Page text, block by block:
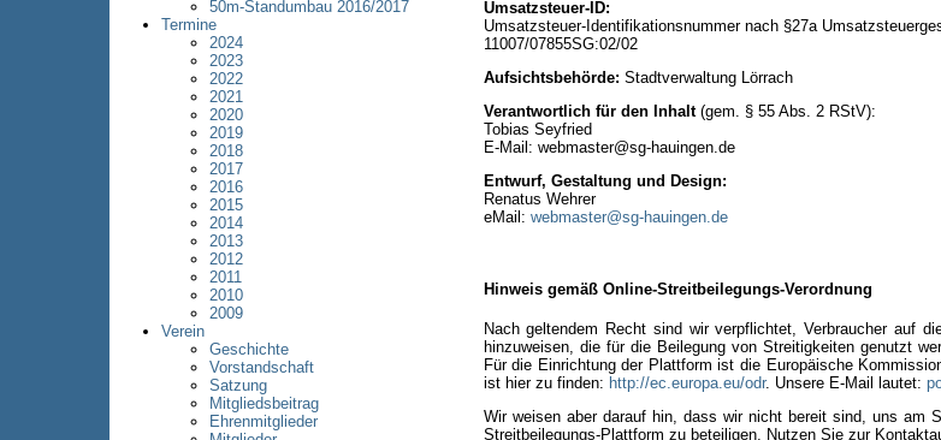
50m-Standumbau 2016/2017
Termine
2024
2023
2022
2021
2020
2019
2018
2017
2016
2015
2014
2013
2012
2011
2010
2009
Verein
Geschichte
Vorstandschaft
Satzung
Mitgliedsbeitrag
Ehrenmitglieder
Umsatzsteuer-ID:
Umsatzsteuer-Identifikationsnummer nach §27a
11007/07855SG:02/02
Aufsichtsbehörde: Stadtverwaltung Lörrach
Verantwortlich für den Inhalt(gem. § 55 Abs. 2 RStV):
Tobias Seyfried
E-Mail: webmaster@sg-hauingen.de
Entwurf, Gestaltung und Design:
Renatus Wehrer
eMail: webmaster@sg-hauingen.de
Hinweis gemäß Online-Streitbeilegungs-Verordnung
Nach geltendem Recht sind wir verpflichtet, Verbraucher auf
hinzuweisen, die für die Beilegung von Streitigkeiten genutzt
Für die Einrichtung der Plattform ist die Europäische
ist hier zu finden: http://ec.europa.eu/odr. Unsere E-Mail lautet:
Wir weisen aber darauf hin, dass wir nicht bereit sind, uns am
Streitbeilegungs-Plattform zu beteiligen. Nutzen Sie zur